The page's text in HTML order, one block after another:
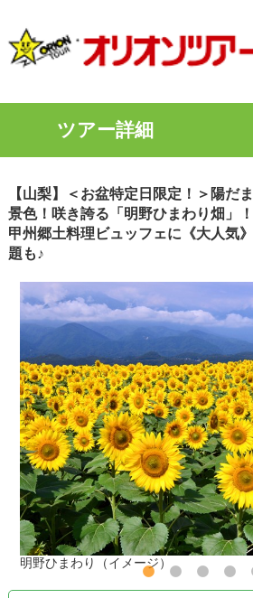
ツアー詳細
【山梨】＜お盆特定日限定！＞陽だ
景色！咲き誇る「明野ひまわり畑」
甲州郷土料理ビュッフェに《大人気
題も♪
明野ひまわり（イメージ）